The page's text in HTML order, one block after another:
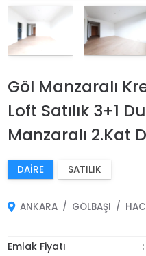
Göl Manzaralı
Loft Satılık 3+1
Manzaralı 2.Kat
DAIRE SATILIK
ANKARA GÖLBAŞI
Emlak Fiyatı